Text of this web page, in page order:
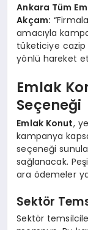
Ankara Tüm
Akçam:
amacıyla
tüketiciye cazip
yönlü hareket
Emlak
Seçeneği
Emlak Konut,
kampanya
seçeneği
sağlanacak.
ara ödemeler
Sektör
Sektör